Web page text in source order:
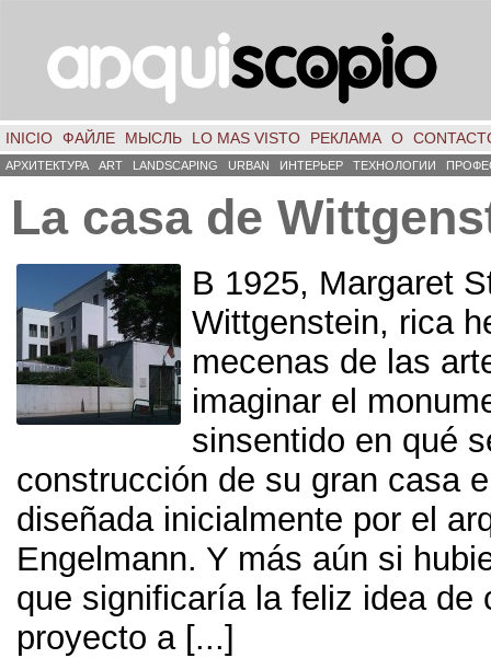
INICIO ФАЙЛЕ МЫСЛЬ LO MAS VISTO РЕКЛАМА О
АРХИТЕКТУРА ART LANDSCAPING URBAN ИНТЕРЬЕР ТЕХНОЛОГИИ
La casa de
В 1925, Margaret
Wittgenstein, rica
mecenas de las
imaginar el
sinsentido en qué
construcción de su gran casa
diseñada inicialmente por el
Engelmann. Y más aún si
que significaría la feliz idea de
proyecto a[...]